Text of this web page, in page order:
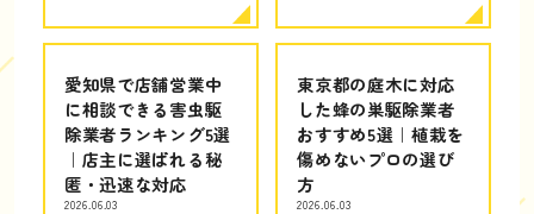
愛知県で店舗営業中
に相談できる害虫駆
除業者ランキング5選
｜店主に選ばれる秘
匿・迅速な対応
2026.06.03
東京都の庭木に対応
した蜂の巣駆除業者
おすすめ5選｜植栽を
傷めないプロの選び
方
2026.06.03